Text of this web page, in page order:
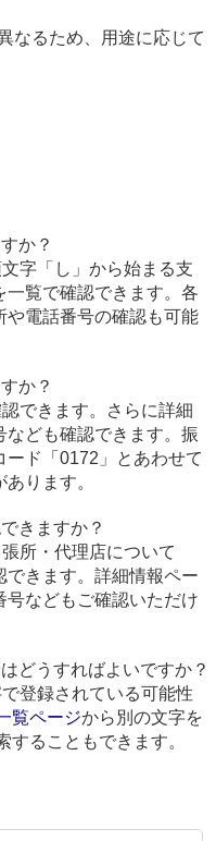
なるため、用途に応じて
か？
字「し」から始まる支
一覧で確認できます。各
電話番号の確認も可能
か？
できます。さらに詳細
ども確認できます。振
ド「0172」とあわせて
ります。
きますか？
所・代理店について
できます。詳細情報ペー
号などもご確認いただけ
どうすればよいですか？
登録されている可能性
覧ページから別の文字を
することもできます。